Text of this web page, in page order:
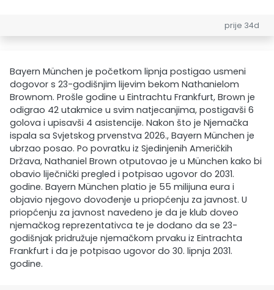
prije 34d
Bayern München je početkom lipnja postigao usmeni
dogovor s 23-godišnjim lijevim bekom Nathanielom
Brownom. Prošle godine u Eintrachtu Frankfurt, Brown je
odigrao 42 utakmice u svim natjecanjima, postigavši 6
golova i upisavši 4 asistencije. Nakon što je Njemačka
ispala sa Svjetskog prvenstva 2026., Bayern München je
ubrzao posao. Po povratku iz Sjedinjenih Američkih
Država, Nathaniel Brown otputovao je u München kako bi
obavio liječnički pregled i potpisao ugovor do 2031.
godine. Bayern München platio je 55 milijuna eura i
objavio njegovo dovođenje u priopćenju za javnost. U
priopćenju za javnost navedeno je da je klub doveo
njemačkog reprezentativca te je dodano da se 23-
godišnjak pridružuje njemačkom prvaku iz Eintrachta
Frankfurt i da je potpisao ugovor do 30. lipnja 2031.
godine.